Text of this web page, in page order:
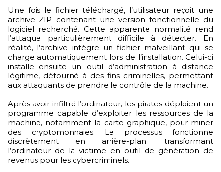
Une fois le fichier téléchargé, l’utilisateur reçoit une
archive ZIP contenant une version fonctionnelle du
logiciel recherché. Cette apparente normalité rend
l’attaque particulièrement difficile à détecter. En
réalité, l’archive intègre un fichier malveillant qui se
charge automatiquement lors de l’installation. Celui-ci
installe ensuite un outil d’administration à distance
légitime, détourné à des fins criminelles, permettant
aux attaquants de prendre le contrôle de la machine.
Après avoir infiltré l’ordinateur, les pirates déploient un
programme capable d’exploiter les ressources de la
machine, notamment la carte graphique, pour miner
des cryptomonnaies. Le processus fonctionne
discrètement en arrière-plan, transformant
l’ordinateur de la victime en outil de génération de
revenus pour les cybercriminels.